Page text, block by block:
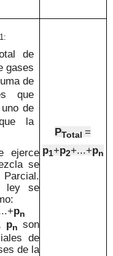
de
gases
de
que
de
la
ejerce
se
ley se
pn
pn son
de
de la
PTotal =
p1+p2+...+pn